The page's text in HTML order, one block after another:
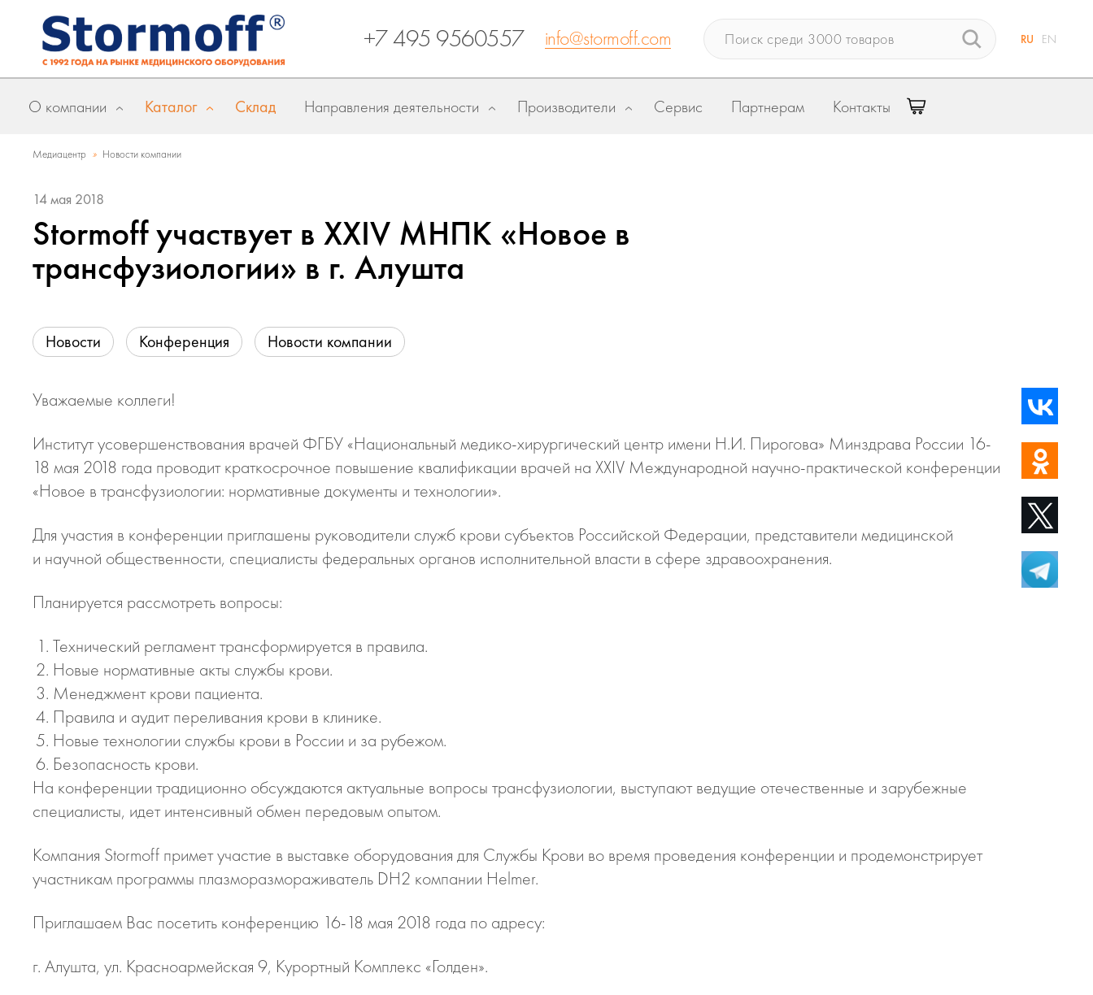
+7 495 9560557 info@stormoff.com RU EN
О компании Каталог Склад Направления деятельности Производители Сервис Партнерам Контакты
Медиацентр » Новости компании
14 мая 2018
Stormoff участвует в XXIV МНПК «Новое в
трансфузиологии» в г. Алушта
Новости Конференция Новости компании
Уважаемые коллеги!
Институт усовершенствования врачей ФГБУ «Национальный медико-хирургический центр имени Н.И. Пирогова» Минздрава России 16-
18 мая 2018 года проводит краткосрочное повышение квалификации врачей на XXIV Международной научно-практической конференции
«Новое в трансфузиологии: нормативные документы и технологии».
Для участия в конференции приглашены руководители служб крови субъектов Российской Федерации, представители медицинской
и научной общественности, специалисты федеральных органов исполнительной власти в сфере здравоохранения.
Планируется рассмотреть вопросы:
Технический регламент трансформируется в правила.
Новые нормативные акты службы крови.
Менеджмент крови пациента.
Правила и аудит переливания крови в клинике.
Новые технологии службы крови в России и за рубежом.
Безопасность крови.
На конференции традиционно обсуждаются актуальные вопросы трансфузиологии, выступают ведущие отечественные и зарубежные
специалисты, идет интенсивный обмен передовым опытом.
Компания Stormoff примет участие в выставке оборудования для Службы Крови во время проведения конференции и продемонстрирует
участникам программы плазморазмораживатель DH2 компании Helmer.
Приглашаем Вас посетить конференцию 16-18 мая 2018 года по адресу:
г. Алушта, ул. Красноармейская 9, Курортный Комплекс «Голден».